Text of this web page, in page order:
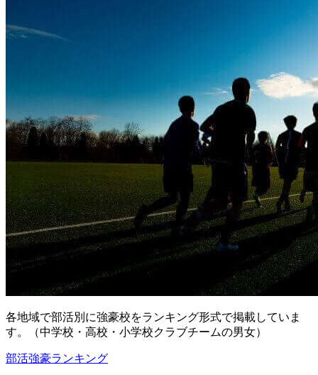
各地域で部活別に強豪校をランキング形式で掲載していま
す。（中学校・高校・小学校クラブチームの男女）
部活強豪ランキング